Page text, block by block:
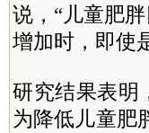
说，“儿童肥
增加时，即使
研究结果表明
为降低儿童肥